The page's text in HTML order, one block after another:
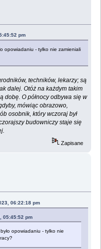
pm
opowiadaniu - tylko nie zamieniali
techników, lekarzy; są
dalej. Otóż na każdym takim
dobę. O północy odbywa się w
mówiąc obrazowo,
osobnik, który wczoraj był
budowniczy staje się
Zapisane
06:22:18 pm
05:45:52 pm
opowiadaniu - tylko nie